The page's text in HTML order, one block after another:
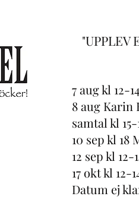
"UPPLEV
7 aug kl 12-
8 aug Karin
samtal kl 15-
10 sep kl
12 sep kl
17 okt kl
Datum ej